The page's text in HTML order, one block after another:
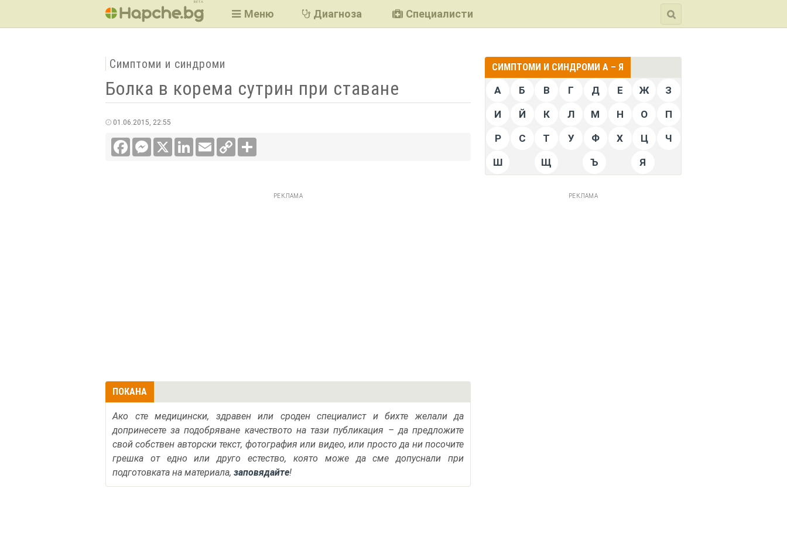
BETA
Меню Диагноза Специалисти
Симптоми и синдроми
Болка в корема сутрин при ставане
01.06.2015, 22:55
FacebookMessenger LinkedInEmail
Copy
Link
РЕКЛАМА
ПОКАНА
Ако сте медицински, здравен или сроден специалист и бихте желали да
допринесете за подобряване качеството на тази публикация – да предложите
свой собствен авторски текст, фотография или видео, или просто да ни посочите
грешка от едно или друго естество, която може да сме допуснали при
подготовката на материала, заповядайте!
СИМПТОМИ И СИНДРОМИ А – Я
А Б В Г Д Е Ж З
И Й К Л М Н О П
Р С Т У Ф Х Ц Ч
Ш Щ Ъ Я
РЕКЛАМА